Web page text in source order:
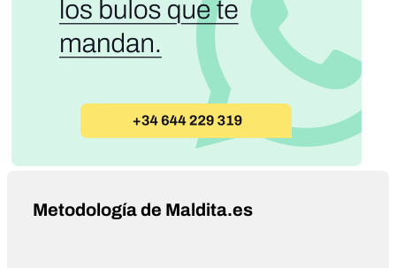
Metodología de Maldita.es